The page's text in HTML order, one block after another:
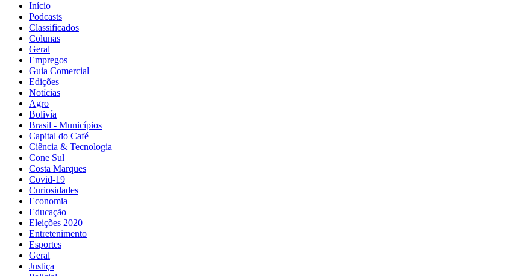
Início
Podcasts
Classificados
Colunas
Geral
Empregos
Guia Comercial
Edições
Notícias
Agro
Bolivía
Brasil - Municípios
Capital do Café
Ciência & Tecnologia
Cone Sul
Costa Marques
Covid-19
Curiosidades
Economia
Educação
Eleições 2020
Entretenimento
Esportes
Geral
Justiça